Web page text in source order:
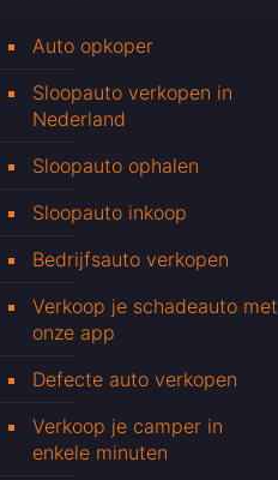
Auto opkoper
Sloopauto verkopen in
Nederland
Sloopauto ophalen
Sloopauto inkoop
Bedrijfsauto verkopen
Verkoop je schadeauto met
onze app
Defecte auto verkopen
Verkoop je camper in
enkele minuten